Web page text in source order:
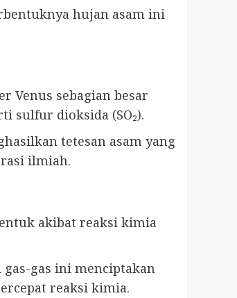
hujan asam ini
Venus sebagian besar
sulfur dioksida (SO₂).
tetesan asam yang
ilmiah.
akibat reaksi kimia
gas ini menciptakan
reaksi kimia.